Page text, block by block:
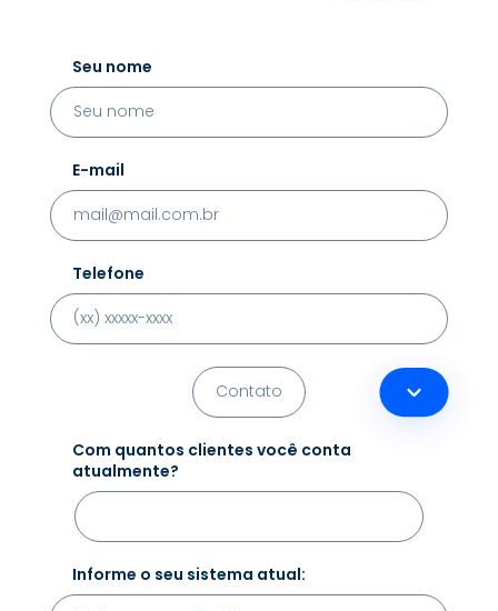
Seu nome
E-mail
Telefone
Com quantos clientes você conta
atualmente?
Informe o seu sistema atual: